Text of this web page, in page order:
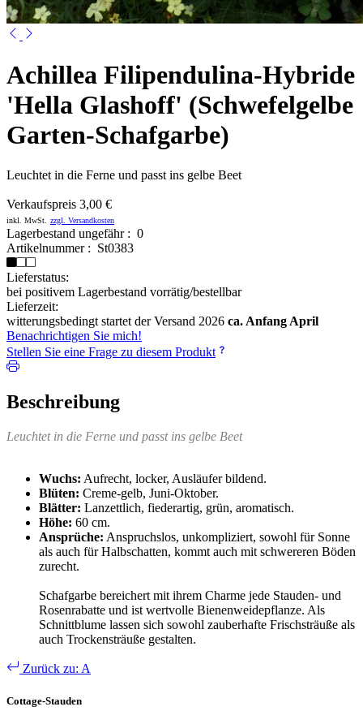
Achillea Filipendulina-Hybride
'Hella Glashoff' (Schwefelgelbe
Garten-Schafgarbe)
Leuchtet in die Ferne und passt ins gelbe Beet
Verkaufspreis 3,00 €
inkl. MwSt. zzgl. Versandkosten
Lagerbestand ungefähr : 0
Artikelnummer : St0383
Lieferstatus:
bei positivem Lagerbestand vorrätig/bestellbar
Lieferzeit:
witterungsbedingt startet der Versand 2026 ca. Anfang April
Benachrichtigen Sie mich!
Stellen Sie eine Frage zu diesem Produkt
Beschreibung
Leuchtet in die Ferne und passt ins gelbe Beet
Wuchs: Aufrecht, locker, Ausläufer bildend.
Blüten: Creme-gelb, Juni-Oktober.
Blätter: Lanzettlich, fiederartig, grün, aromatisch.
Höhe: 60 cm.
Ansprüche: Anspruchslos, unkompliziert, sowohl für Sonne
als auch für Halbschatten, kommt auch mit schwereren Böden
zurecht.
Schafgarbe bereichert mit ihrem Charme jede Stauden- und
Rosenrabatte und ist wertvolle Bienenweidepflanze. Als
Schnittblume lassen sich sowohl zauberhafte Frischsträuße als
auch Trockensträuße gestalten.
Zurück zu: A
Cottage-Stauden